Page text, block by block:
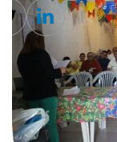
Twitter